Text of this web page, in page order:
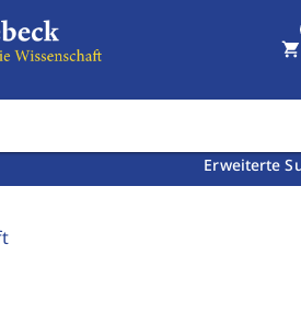
Erweiterte
shopping_cart